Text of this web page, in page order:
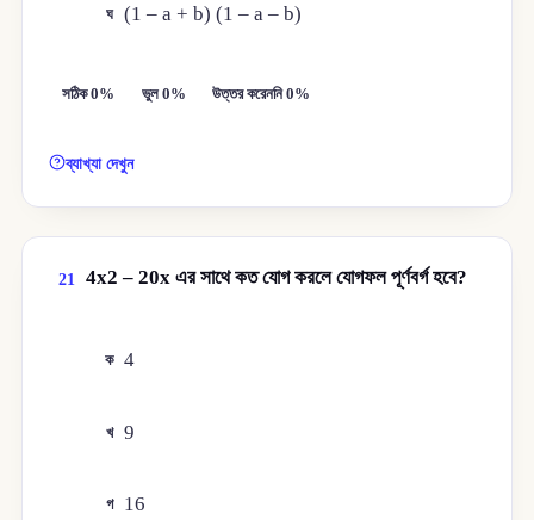
ঘ (1 – a + b) (1 – a – b)
সঠিক 0% ভুল 0% উত্তর করেননি 0%
ব্যাখ্যা দেখুন
21 4x2 – 20x এর সাথে কত যোগ করলে যোগফল পূর্ণবর্গ হবে?
ক 4
খ 9
গ 16